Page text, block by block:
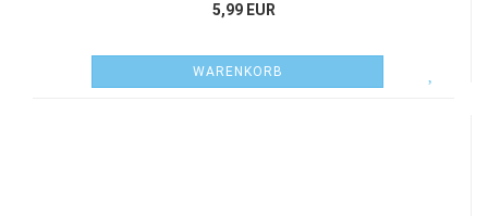
5,99 EUR
WARENKORB